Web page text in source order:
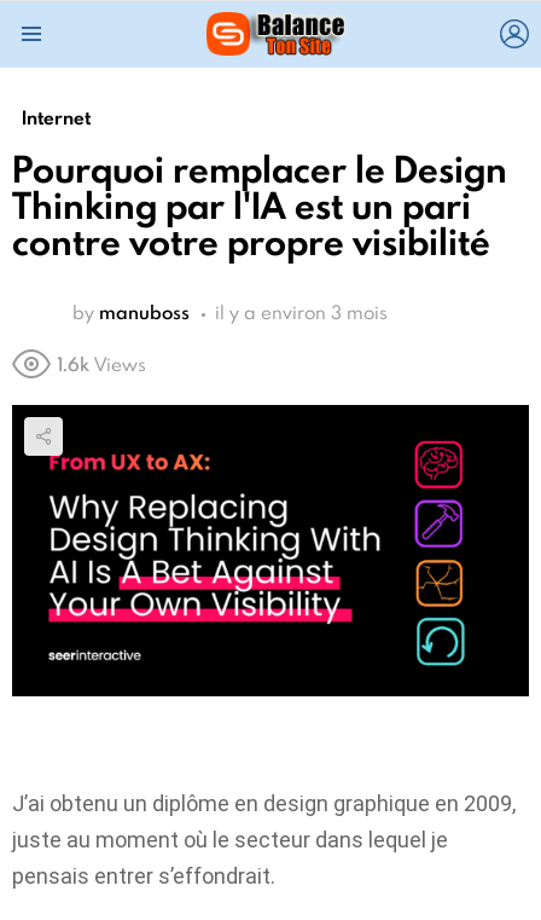
Internet
Pourquoi remplacer le Design
Thinking par l'IA est un pari
contre votre propre visibilité
by manuboss il y a environ 3 mois
1.6k Views
J’ai obtenu un diplôme en design graphique en 2009,
juste au moment où le secteur dans lequel je
pensais entrer s’effondrait.